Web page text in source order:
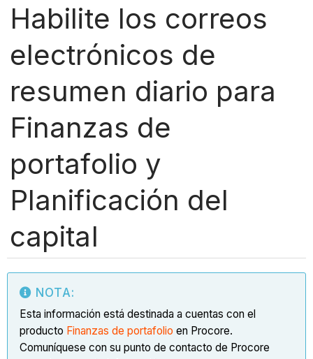
Habilite los correos
electrónicos de
resumen diario para
Finanzas de
portafolio y
Planificación del
capital
NOTA:
Esta información está destinada a cuentas con el
producto Finanzas de portafolio en Procore.
Comuníquese con su punto de contacto de Procore